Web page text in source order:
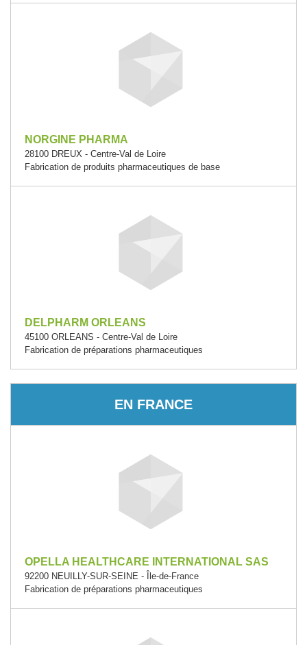
NORGINE PHARMA
28100 DREUX - Centre-Val de Loire
Fabrication de produits pharmaceutiques de base
DELPHARM ORLEANS
45100 ORLEANS - Centre-Val de Loire
Fabrication de préparations pharmaceutiques
EN FRANCE
OPELLA HEALTHCARE INTERNATIONAL SAS
92200 NEUILLY-SUR-SEINE - Île-de-France
Fabrication de préparations pharmaceutiques